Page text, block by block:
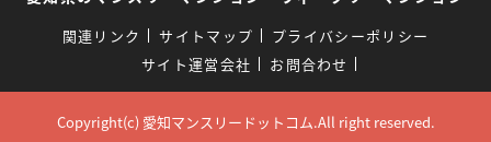
関連リンク サイトマップ
プライバシーポリシー
サイト運営会社
お問合わせ
Copyright(c) 愛知マンスリードットコム.All right reserved.